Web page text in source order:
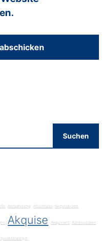
Abmahnung Abschluss Akquiseidee
Akquise Akquiriert Adressdaten